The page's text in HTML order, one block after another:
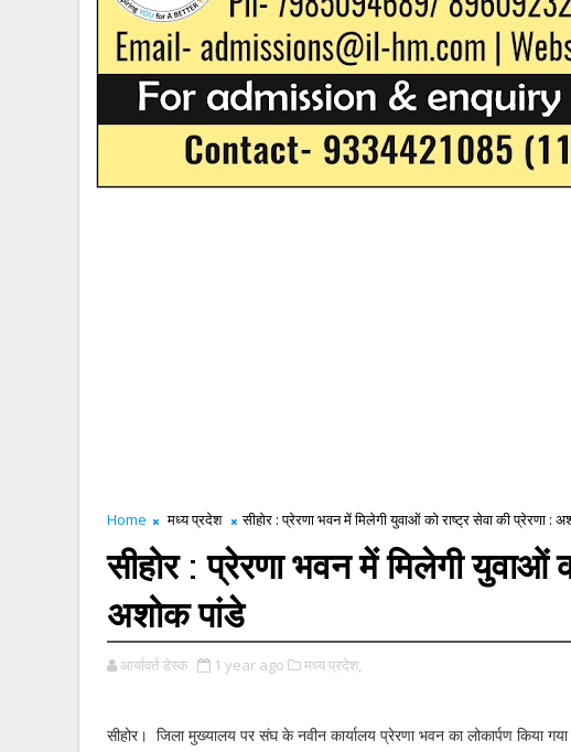
Home मध्य प्रदेश सीहोर : प्रेरणा भवन में मिलेगी युवाओं को राष्ट्र सेवा की प्रेरणा :
सीहोर : प्रेरणा भवन में मिलेगी युवाओं
अशोक पांडे
आर्यावर्त डेस्क 1 year ago मध्य प्रदेश,
सीहोर। जिला मुख्यालय पर संघ के नवीन कार्यालय प्रेरणा भवन का लोकार्पण किया